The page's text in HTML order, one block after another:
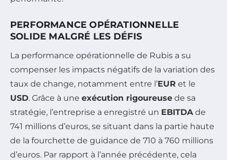
PERFORMANCE OPÉRATIONNELLE
SOLIDE MALGRÉ LES DÉFIS
La performance opérationnelle de Rubis a su
compenser les impacts négatifs de la variation des
taux de change, notamment entre l’EUR et le
USD. Grâce à une exécution rigoureuse de sa
stratégie, l’entreprise a enregistré un EBITDA de
741 millions d’euros, se situant dans la partie haute
de la fourchette de guidance de 710 à 760 millions
d’euros. Par rapport à l’année précédente, cela